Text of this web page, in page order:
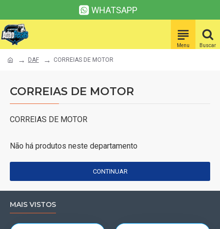
WHATSAPP
DAF CORREIAS DE MOTOR
CORREIAS DE MOTOR
CORREIAS DE MOTOR
Não há produtos neste departamento
CONTINUAR
MAIS VISTOS